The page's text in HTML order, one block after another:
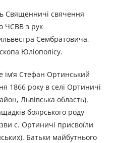
Священничі свячення
ЧСВВ з рук
Сембратовича,
Юліополісу.
ім’я Стефан Ортинський
1866 року в селі Ортиничі
Львівська область).
боярського роду
с. Ортиничі присвоїли
Батьки майбутнього